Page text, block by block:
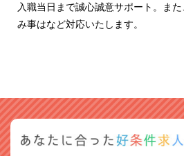
入職当日まで誠心誠意サポート。ま
み事はなど対応いたします。